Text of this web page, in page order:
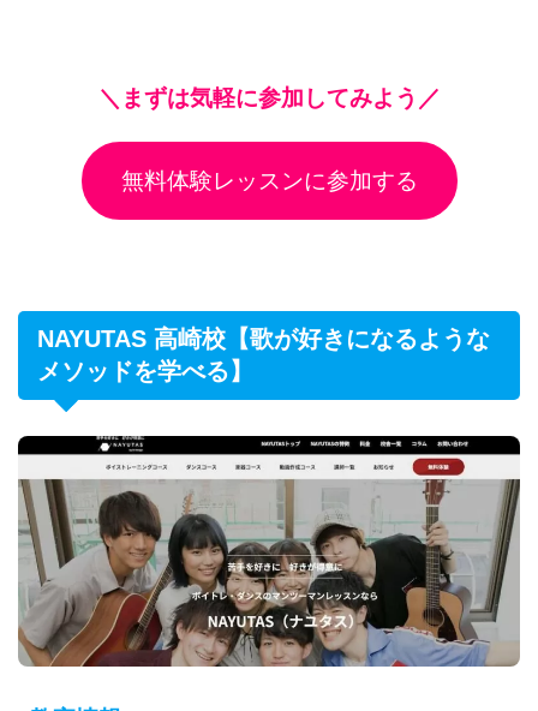
＼まずは気軽に参加してみよう／
無料体験レッスンに参加する
NAYUTAS 高崎校【歌が好きになるような
メソッドを学べる】